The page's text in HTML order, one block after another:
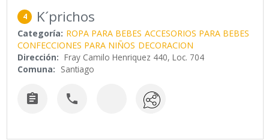
4 K´prichos
Categoría: ROPA PARA BEBES ACCESORIOS PARA BEBES
CONFECCIONES PARA NIÑOS DECORACION
Dirección: Fray Camilo Henriquez 440, Loc. 704
Comuna: Santiago
 